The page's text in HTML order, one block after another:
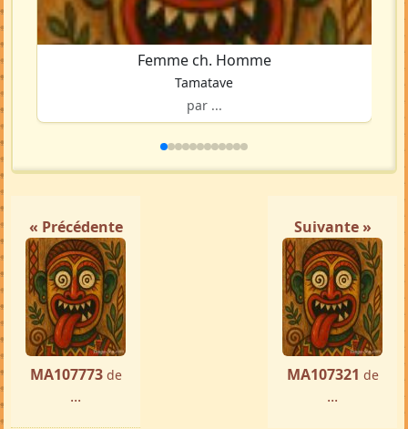
Femme ch. Homme
Tamatave
par ...
« Précédente
MA107773 de
...
Suivante »
MA107321 de
...